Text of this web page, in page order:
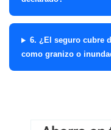
6. ¿El seguro cubre
como granizo o